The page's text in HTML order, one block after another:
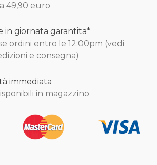
49,90 euro
in giornata garantita*
ordini entro le 12:00pm (vedi
e consegna)
immediata
in magazzino